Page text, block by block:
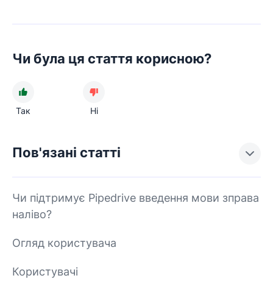
Чи була ця стаття корисною?
Так Ні
Пов'язані статті
Чи підтримує Pipedrive введення мови зправа
наліво?
Огляд користувача
Користувачі